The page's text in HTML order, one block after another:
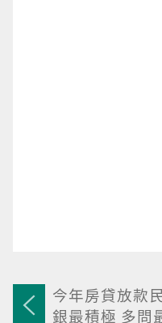
今年房貸放款
銀最積極 多問